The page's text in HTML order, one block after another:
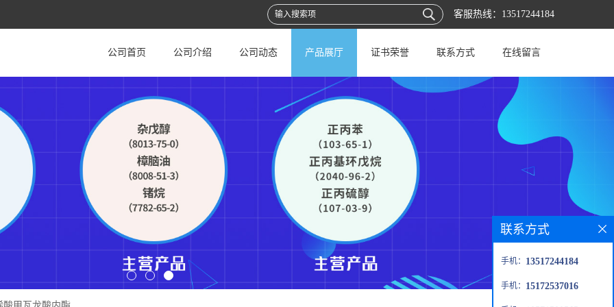
客服热线： 13517244184
公司首页 公司介绍 公司动态 产品展厅 证书荣誉 联系方式 在线留言
联系方式
手机： 13517244184
手机： 15172537016